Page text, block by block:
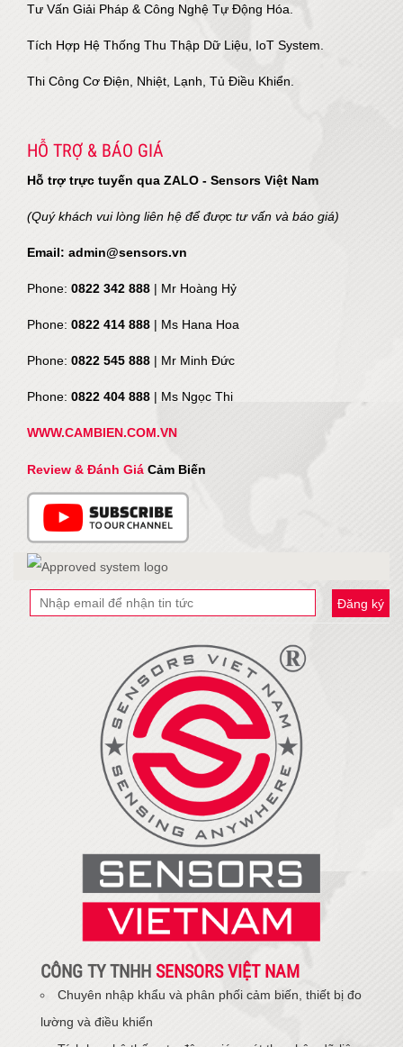
Tư Vấn Giải Pháp & Công Nghệ Tự Động Hóa.
Tích Hợp Hệ Thống Thu Thập Dữ Liệu, IoT System.
Thi Công Cơ Điện, Nhiệt, Lạnh, Tủ Điều Khiển.
HỖ TRỢ & BÁO GIÁ
Hỗ trợ trực tuyến qua ZALO - Sensors Việt Nam
(Quý khách vui lòng liên hệ để được tư vấn và báo giá)
Email: admin@sensors.vn
Phone: 0822 342 888 | Mr Hoàng Hỷ
Phone: 0822 414 888 | Ms Hana Hoa
Phone: 0822 545 888 | Mr Minh Đức
Phone: 0822 404 888 | Ms Ngọc Thi
WWW.CAMBIEN.COM.VN
Review & Đánh Giá Cảm Biến
Đăng ký
CÔNG TY TNHH SENSORS VIỆT NAM
Chuyên nhập khẩu và phân phối cảm biến, thiết bị đo
lường và điều khiển